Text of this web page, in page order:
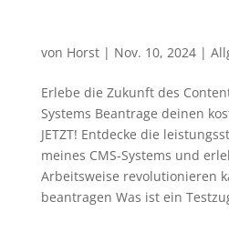
von Horst| Nov. 10, 2024|
Erlebe die Zukunft des
Systems Beantrage deinen
JETZT! Entdecke die
meines CMS-Systems und
Arbeitsweise revolutionieren
beantragen Was ist ein